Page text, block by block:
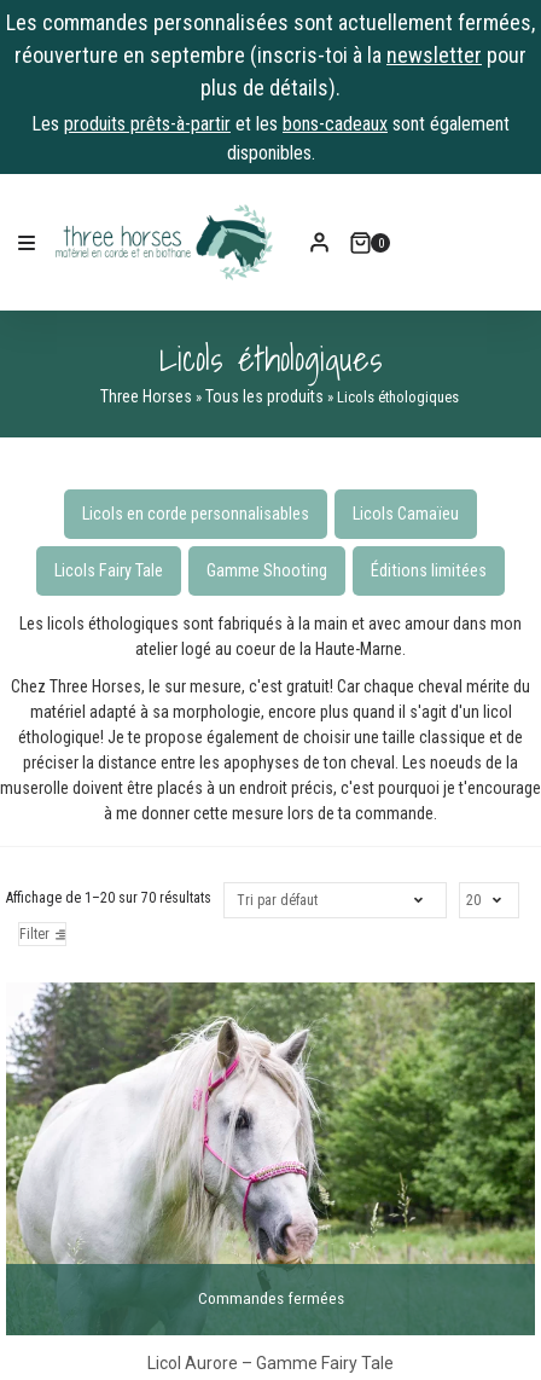
Les commandes personnalisées sont actuellement fermées,
réouverture en septembre (inscris-toi à la newsletter pour
plus de détails).
Les produits prêts-à-partir et les bons-cadeaux sont également
disponibles.
content
0
Licols éthologiques
Three Horses » Tous les produits » Licols éthologiques
Licols en corde personnalisables​ Licols Camaïeu
Licols Fairy Tale Gamme Shooting Éditions limitées
Les licols éthologiques sont fabriqués à la main et avec amour dans mon
atelier logé au coeur de la Haute-Marne.
Chez Three Horses, le sur mesure, c'est gratuit! Car chaque cheval mérite du
matériel adapté à sa morphologie, encore plus quand il s'agit d'un licol
éthologique! Je te propose également de choisir une taille classique et de
préciser la distance entre les apophyses de ton cheval. Les noeuds de la
muserolle doivent être placés à un endroit précis, c'est pourquoi je t'encourage
à me donner cette mesure lors de ta commande.
Affichage de 1–20 sur 70 résultats
Filter
Commandes fermées
Licol Aurore – Gamme Fairy Tale